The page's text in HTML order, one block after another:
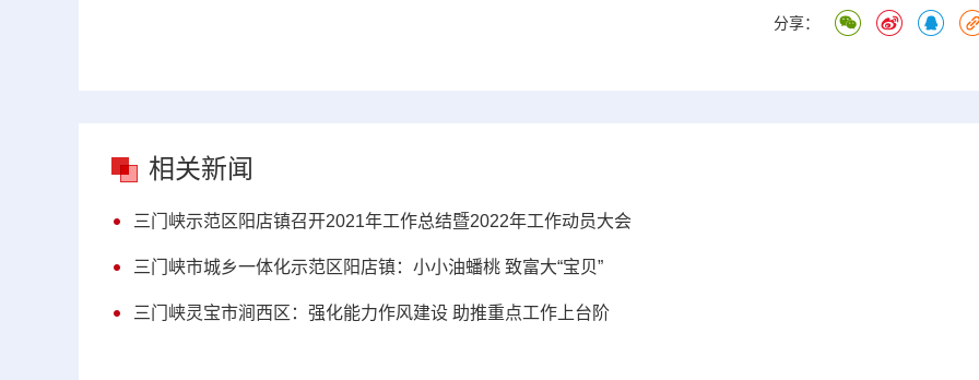
分享：
相关新闻
三门峡示范区阳店镇召开2021年工作总结暨2022年工作动员大会
三门峡市城乡一体化示范区阳店镇：小小油蟠桃 致富大“宝贝”
三门峡灵宝市涧西区：强化能力作风建设 助推重点工作上台阶